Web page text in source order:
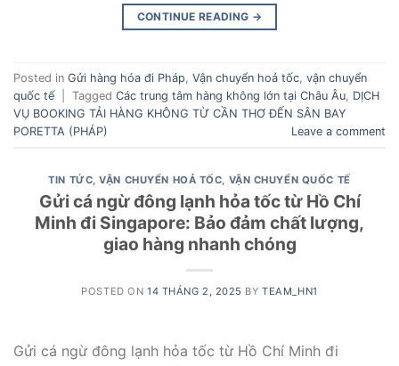
CONTINUE READING →
Posted in Gửi hàng hóa đi Pháp Vận chuyển hoả tốc vận chuyển
quốc tế
Tagged Các trung tâm hàng không lớn tại Châu Âu DỊCH
VỤ BOOKING TẢI HÀNG KHÔNG TỪ CẦN THƠ ĐẾN SÂN BAY
PORETTA (PHÁP)
Leave a comment
TIN TỨC,VẬN CHUYỂN HOẢ TỐC, VẬN CHUYỂN QUỐC TẾ
Gửi cá ngừ đông lạnh hỏa tốc từ Hồ Chí
Minh đi Singapore: Bảo đảm chất lượng,
giao hàng nhanh chóng
POSTED ON 14 THÁNG 2, 2025 BYTEAM_HN1
Gửi cá ngừ đông lạnh hỏa tốc từ Hồ Chí Minh đi